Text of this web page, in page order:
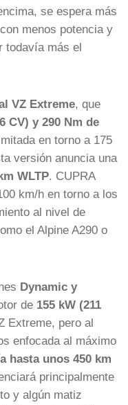
se espera más
menos potencia y
todavía más el
VZ Extreme, que
CV) y 290 Nm de
en torno a 175
versión anuncia una
WLTP. CUPRA
km/h en torno a los
al nivel de
el Alpine A290 o
Dynamic y
de 155 kW (211
Extreme, pero al
enfocada al máximo
hasta unos 450 km
principalmente
y algún matiz